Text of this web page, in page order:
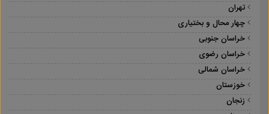
تهران
چهار محال و بختیاری
خراسان جنوبی
خراسان رضوی
خراسان شمالی
خوزستان
زنجان